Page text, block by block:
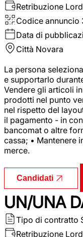
Retribuzione
Codice annuncio
Data di
Città Novara
La persona
e supportarlo
Vendere gli articoli
prodotti nel punto
nel rispetto del
il pagamento - in
bancomat o altre
cassa; • Mantenere
merce.
Candidati
UN/UNA
Tipo di contratto
Retribuzione